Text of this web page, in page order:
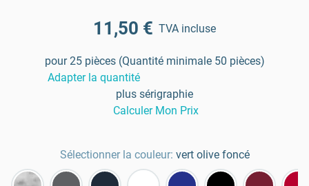
11,50 € TVA incluse
pour 25 pièces (Quantité minimale 50 pièces)
Adapter la quantité
plus sérigraphie
Calculer Mon Prix
Sélectionner la couleur: vert olive foncé